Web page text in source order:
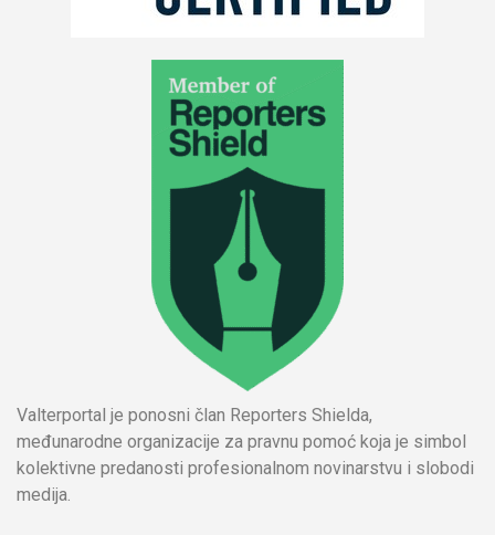
Valterportal je ponosni član Reporters Shielda,
međunarodne organizacije za pravnu pomoć koja je simbol
kolektivne predanosti profesionalnom novinarstvu i slobodi
medija.